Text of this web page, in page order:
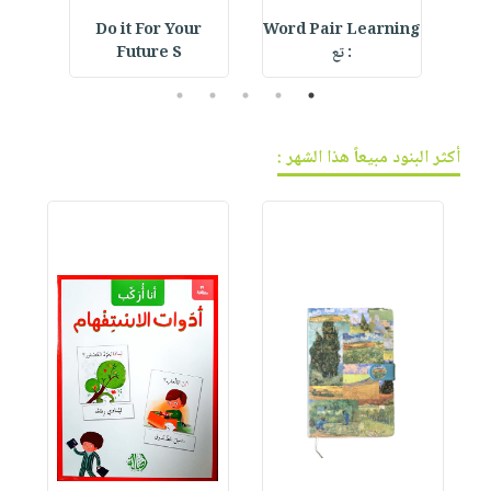
Word Pair Learning
: تع
Do it For Your
Future S
1
2
3
4
5
أكثر البنود مبيعاً هذا الشهر :